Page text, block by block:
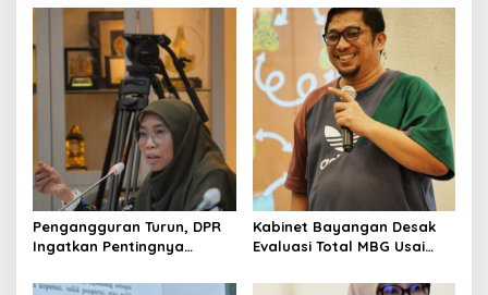
i
g
i
o
n
Pengangguran Turun, DPR
Ingatkan Pentingnya
yang Layak
Kabinet Bayangan Desak
Evaluasi Total MBG Usai
Massal